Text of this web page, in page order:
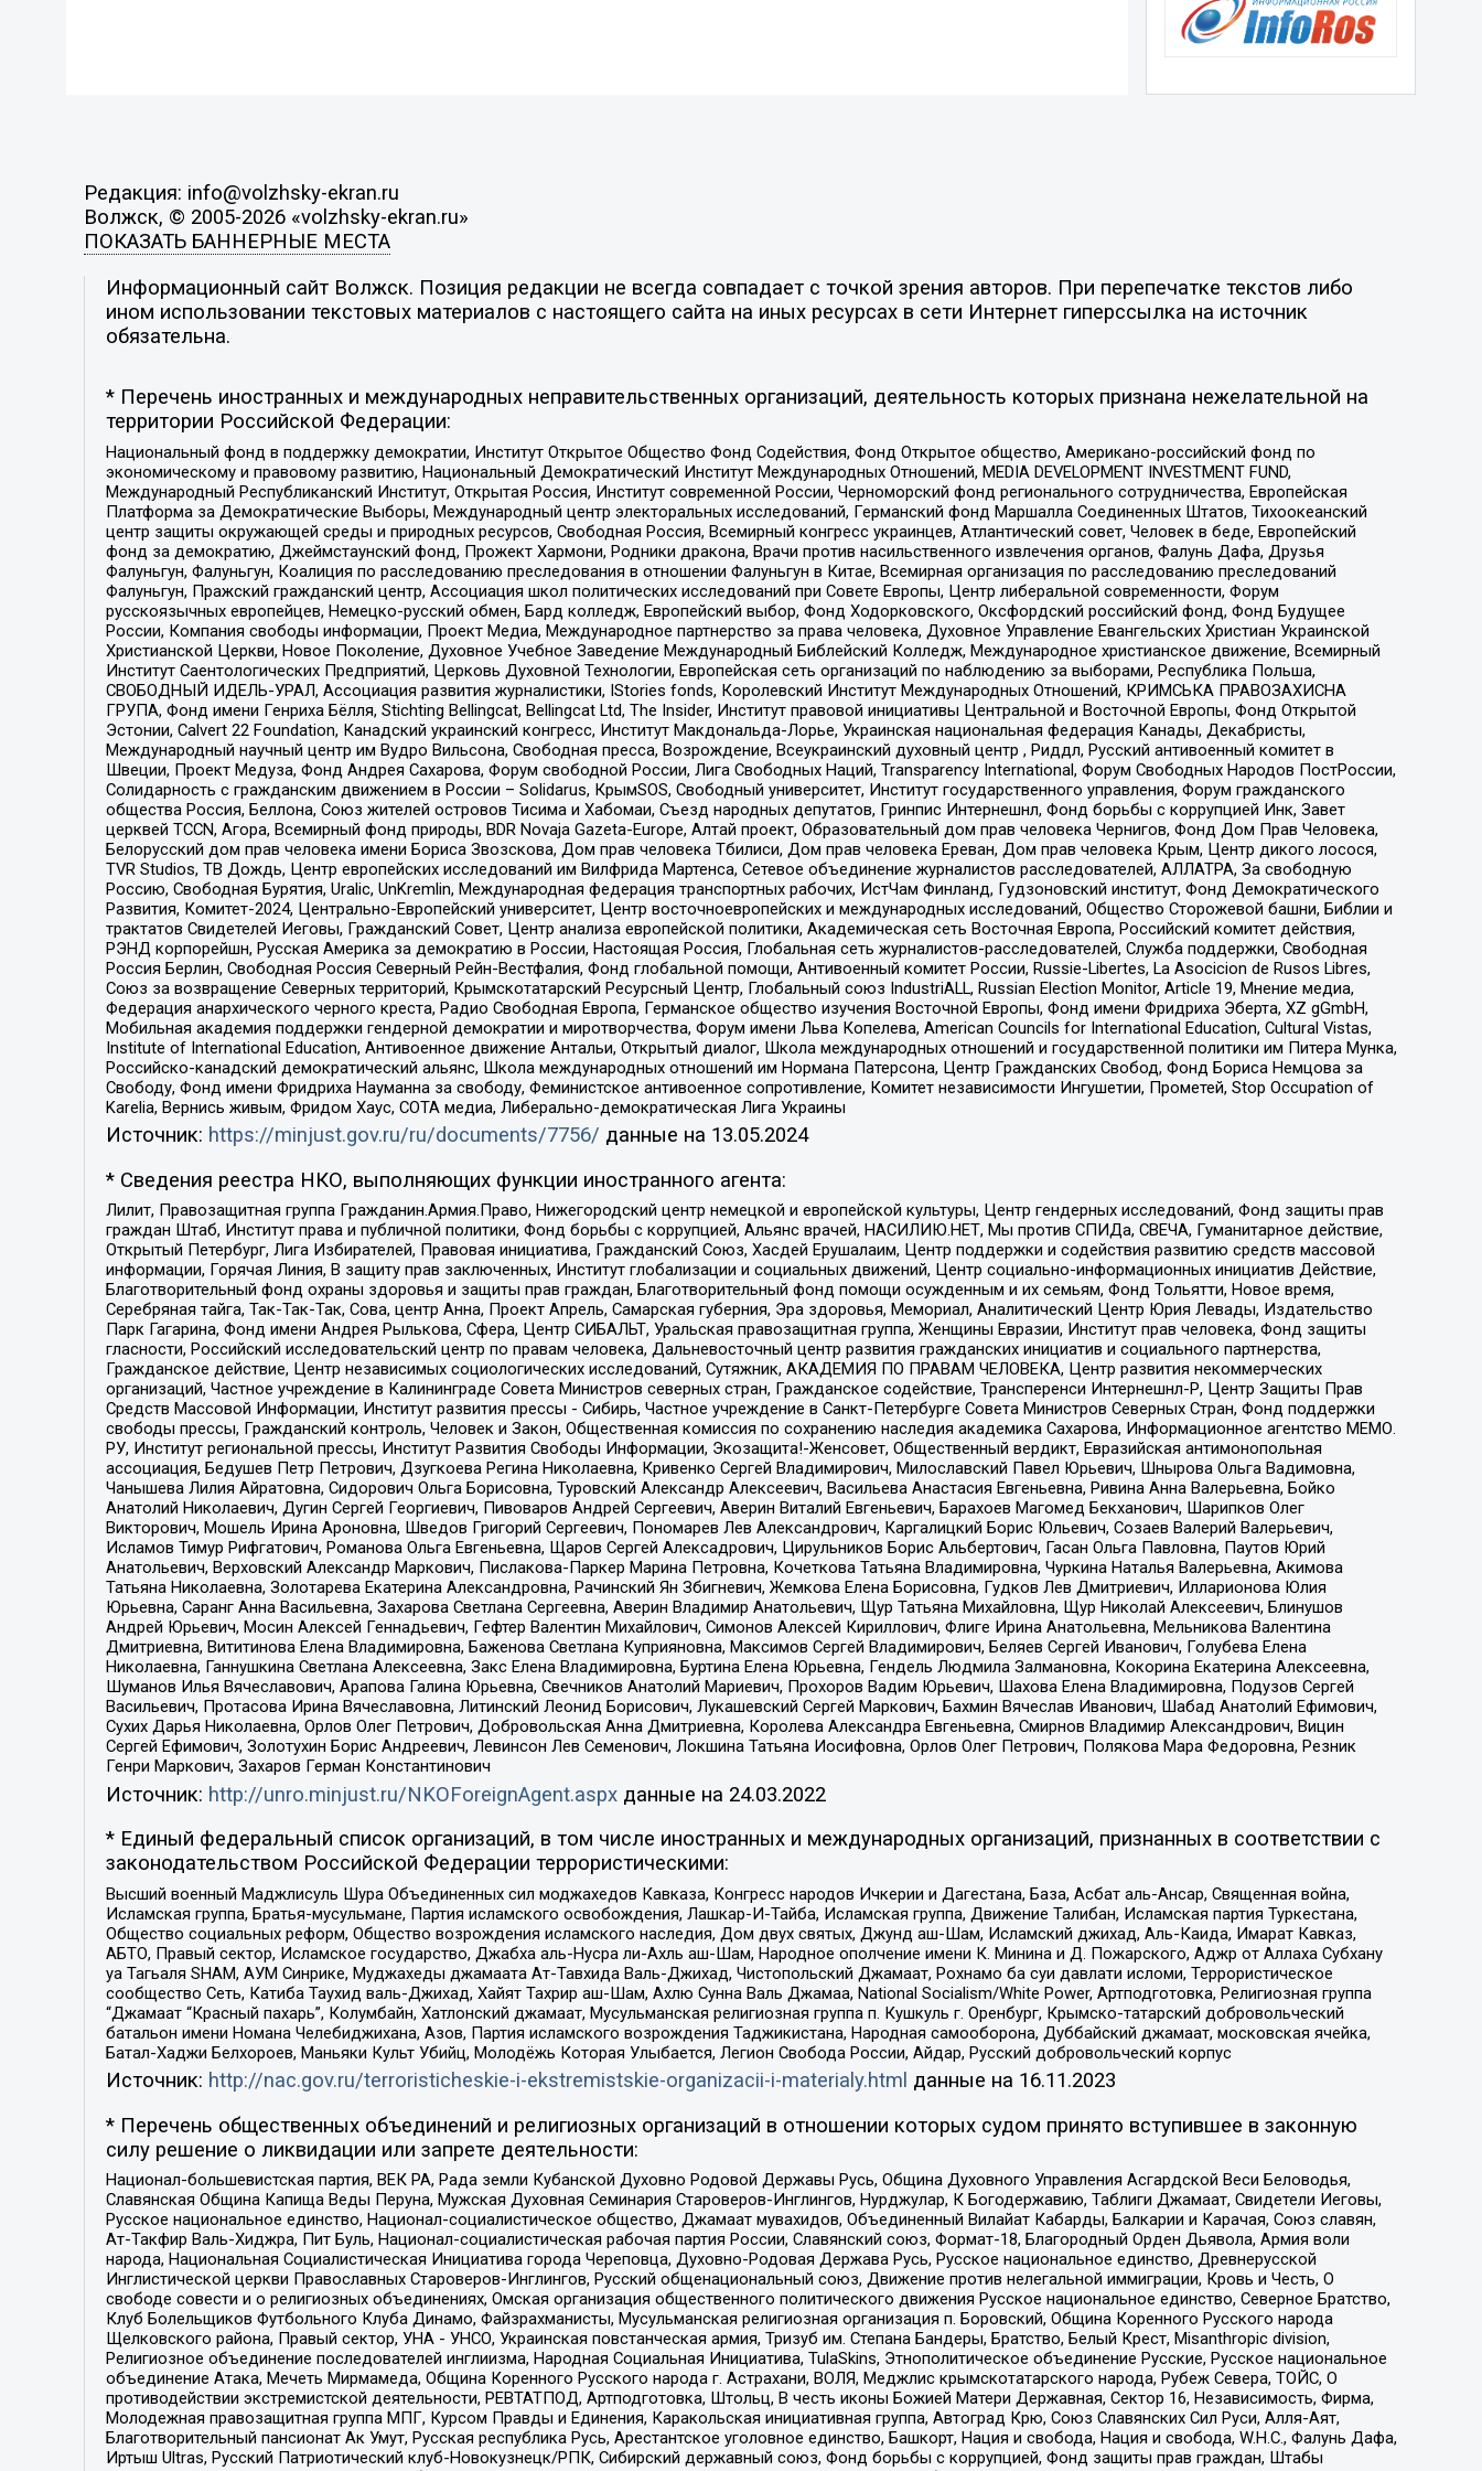
Редакция: info@volzhsky-ekran.ru
Волжск, © 2005-2026 «volzhsky-ekran.ru»
ПОКАЗАТЬ БАННЕРНЫЕ МЕСТА
Информационный сайт Волжск. Позиция редакции не всегда совпадает с точкой зрения авторов. При перепечатке текстов либо
ином использовании текстовых материалов с настоящего сайта на иных ресурсах в сети Интернет гиперссылка на источник
обязательна.
* Перечень иностранных и международных неправительственных организаций, деятельность которых признана нежелательной на
территории Российской Федерации:
Национальный фонд в поддержку демократии, Институт Открытое Общество Фонд Содействия, Фонд Открытое общество, Американо-российский фонд по
экономическому и правовому развитию, Национальный Демократический Институт Международных Отношений, MEDIA DEVELOPMENT INVESTMENT FUND,
Международный Республиканский Институт, Открытая Россия, Институт современной России, Черноморский фонд регионального сотрудничества, Европейская
Платформа за Демократические Выборы, Международный центр электоральных исследований, Германский фонд Маршалла Соединенных Штатов, Тихоокеанский
центр защиты окружающей среды и природных ресурсов, Свободная Россия, Всемирный конгресс украинцев, Атлантический совет, Человек в беде, Европейский
фонд за демократию, Джеймстаунский фонд, Прожект Хармони, Родники дракона, Врачи против насильственного извлечения органов, Фалунь Дафа, Друзья
Фалуньгун, Фалуньгун, Коалиция по расследованию преследования в отношении Фалуньгун в Китае, Всемирная организация по расследованию преследований
Фалуньгун, Пражский гражданский центр, Ассоциация школ политических исследований при Совете Европы, Центр либеральной современности, Форум
русскоязычных европейцев, Немецко-русский обмен, Бард колледж, Европейский выбор, Фонд Ходорковского, Оксфордский российский фонд, Фонд Будущее
России, Компания свободы информации, Проект Медиа, Международное партнерство за права человека, Духовное Управление Евангельских Христиан Украинской
Христианской Церкви, Новое Поколение, Духовное Учебное Заведение Международный Библейский Колледж, Международное христианское движение, Всемирный
Институт Саентологических Предприятий, Церковь Духовной Технологии, Европейская сеть организаций по наблюдению за выборами, Республика Польша,
СВОБОДНЫЙ ИДЕЛЬ-УРАЛ, Ассоциация развития журналистики, IStories fonds, Королевский Институт Международных Отношений, КРИМСЬКА ПРАВОЗАХИСНА
ГРУПА, Фонд имени Генриха Бёлля, Stichting Bellingcat, Bellingcat Ltd, The Insider, Институт правовой инициативы Центральной и Восточной Европы, Фонд Открытой
Эстонии, Calvert 22 Foundation, Канадский украинский конгресс, Институт Макдональда-Лорье, Украинская национальная федерация Канады, Декабристы,
Международный научный центр им Вудро Вильсона, Свободная пресса, Возрождение, Всеукраинский духовный центр , Риддл, Русский антивоенный комитет в
Швеции, Проект Медуза, Фонд Андрея Сахарова, Форум свободной России, Лига Свободных Наций, Transparеncy International, Форум Свободных Народов ПостРоссии,
Солидарность с гражданским движением в России – Solidarus, КрымSOS, Свободный университет, Институт государственного управления, Форум гражданского
общества Россия, Беллона, Союз жителей островов Тисима и Хабомаи, Съезд народных депутатов, Гринпис Интернешнл, Фонд борьбы с коррупцией Инк, Завет
церквей TCCN, Агора, Всемирный фонд природы, BDR Novaja Gazeta-Europe, Алтай проект, Образовательный дом прав человека Чернигов, Фонд Дом Прав Человека,
Белорусский дом прав человека имени Бориса Звозскова, Дом прав человека Тбилиси, Дом прав человека Ереван, Дом прав человека Крым, Центр дикого лосося,
TVR Studios, ТВ Дождь, Центр европейских исследований им Вилфрида Мартенса, Сетевое объединение журналистов расследователей, АЛЛАТРА, За свободную
Россию, Свободная Бурятия, Uralic, UnKremlin, Международная федерация транспортных рабочих, ИстЧам Финланд, Гудзоновский институт, Фонд Демократического
Развития, Комитет-2024, Центрально-Европейский университет, Центр восточноевропейских и международных исследований, Общество Сторожевой башни, Библии и
трактатов Свидетелей Иеговы, Гражданский Совет, Центр анализа европейской политики, Академическая сеть Восточная Европа, Российский комитет действия,
РЭНД корпорейшн, Русская Америка за демократию в России, Настоящая Россия, Глобальная сеть журналистов-расследователей, Служба поддержки, Свободная
Россия Берлин, Свободная Россия Северный Рейн-Вестфалия, Фонд глобальной помощи, Антивоенный комитет России, Russie-Libertes, La Asocicion de Rusos Libres,
Союз за возвращение Северных территорий, Крымскотатарский Ресурсный Центр, Глобальный союз IndustriALL, Russian Election Monitor, Article 19, Мнение медиа,
Федерация анархического черного креста, Радио Свободная Европа, Германское общество изучения Восточной Европы, Фонд имени Фридриха Эберта, XZ gGmbH,
Мобильная академия поддержки гендерной демократии и миротворчества, Форум имени Льва Копелева, American Councils for International Education, Cultural Vistas,
Institute of International Education, Антивоенное движение Антальи, Открытый диалог, Школа международных отношений и государственной политики им Питера Мунка,
Российско-канадский демократический альянс, Школа международных отношений им Нормана Патерсона, Центр Гражданских Свобод, Фонд Бориса Немцова за
Свободу, Фонд имени Фридриха Науманна за свободу, Феминистское антивоенное сопротивление, Комитет независимости Ингушетии, Прометей, Stop Occupation of
Karelia, Вернись живым, Фридом Хаус, СОТА медиа, Либерально-демократическая Лига Украины
Источник: https://minjust.gov.ru/ru/documents/7756/ данные на 13.05.2024
* Сведения реестра НКО, выполняющих функции иностранного агента:
Лилит, Правозащитная группа Гражданин.Армия.Право, Нижегородский центр немецкой и европейской культуры, Центр гендерных исследований, Фонд защиты прав
граждан Штаб, Институт права и публичной политики, Фонд борьбы с коррупцией, Альянс врачей, НАСИЛИЮ.НЕТ, Мы против СПИДа, СВЕЧА, Гуманитарное действие,
Открытый Петербург, Лига Избирателей, Правовая инициатива, Гражданский Союз, Хасдей Ерушалаим, Центр поддержки и содействия развитию средств массовой
информации, Горячая Линия, В защиту прав заключенных, Институт глобализации и социальных движений, Центр социально-информационных инициатив Действие,
Благотворительный фонд охраны здоровья и защиты прав граждан, Благотворительный фонд помощи осужденным и их семьям, Фонд Тольятти, Новое время,
Серебряная тайга, Так-Так-Так, Сова, центр Анна, Проект Апрель, Самарская губерния, Эра здоровья, Мемориал, Аналитический Центр Юрия Левады, Издательство
Парк Гагарина, Фонд имени Андрея Рылькова, Сфера, Центр СИБАЛЬТ, Уральская правозащитная группа, Женщины Евразии, Институт прав человека, Фонд защиты
гласности, Российский исследовательский центр по правам человека, Дальневосточный центр развития гражданских инициатив и социального партнерства,
Гражданское действие, Центр независимых социологических исследований, Сутяжник, АКАДЕМИЯ ПО ПРАВАМ ЧЕЛОВЕКА, Центр развития некоммерческих
организаций, Частное учреждение в Калининграде Совета Министров северных стран, Гражданское содействие, Трансперенси Интернешнл-Р, Центр Защиты Прав
Средств Массовой Информации, Институт развития прессы - Сибирь, Частное учреждение в Санкт-Петербурге Совета Министров Северных Стран, Фонд поддержки
свободы прессы, Гражданский контроль, Человек и Закон, Общественная комиссия по сохранению наследия академика Сахарова, Информационное агентство МЕМО.
РУ, Институт региональной прессы, Институт Развития Свободы Информации, Экозащита!-Женсовет, Общественный вердикт, Евразийская антимонопольная
ассоциация, Бедушев Петр Петрович, Дзугкоева Регина Николаевна, Кривенко Сергей Владимирович, Милославский Павел Юрьевич, Шнырова Ольга Вадимовна,
Чанышева Лилия Айратовна, Сидорович Ольга Борисовна, Туровский Александр Алексеевич, Васильева Анастасия Евгеньевна, Ривина Анна Валерьевна, Бойко
Анатолий Николаевич, Дугин Сергей Георгиевич, Пивоваров Андрей Сергеевич, Аверин Виталий Евгеньевич, Барахоев Магомед Бекханович, Шарипков Олег
Викторович, Мошель Ирина Ароновна, Шведов Григорий Сергеевич, Пономарев Лев Александрович, Каргалицкий Борис Юльевич, Созаев Валерий Валерьевич,
Исламов Тимур Рифгатович, Романова Ольга Евгеньевна, Щаров Сергей Алексадрович, Цирульников Борис Альбертович, Гасан Ольга Павловна, Паутов Юрий
Анатольевич, Верховский Александр Маркович, Пислакова-Паркер Марина Петровна, Кочеткова Татьяна Владимировна, Чуркина Наталья Валерьевна, Акимова
Татьяна Николаевна, Золотарева Екатерина Александровна, Рачинский Ян Збигневич, Жемкова Елена Борисовна, Гудков Лев Дмитриевич, Илларионова Юлия
Юрьевна, Саранг Анна Васильевна, Захарова Светлана Сергеевна, Аверин Владимир Анатольевич, Щур Татьяна Михайловна, Щур Николай Алексеевич, Блинушов
Андрей Юрьевич, Мосин Алексей Геннадьевич, Гефтер Валентин Михайлович, Симонов Алексей Кириллович, Флиге Ирина Анатольевна, Мельникова Валентина
Дмитриевна, Вититинова Елена Владимировна, Баженова Светлана Куприяновна, Максимов Сергей Владимирович, Беляев Сергей Иванович, Голубева Елена
Николаевна, Ганнушкина Светлана Алексеевна, Закс Елена Владимировна, Буртина Елена Юрьевна, Гендель Людмила Залмановна, Кокорина Екатерина Алексеевна,
Шуманов Илья Вячеславович, Арапова Галина Юрьевна, Свечников Анатолий Мариевич, Прохоров Вадим Юрьевич, Шахова Елена Владимировна, Подузов Сергей
Васильевич, Протасова Ирина Вячеславовна, Литинский Леонид Борисович, Лукашевский Сергей Маркович, Бахмин Вячеслав Иванович, Шабад Анатолий Ефимович,
Сухих Дарья Николаевна, Орлов Олег Петрович, Добровольская Анна Дмитриевна, Королева Александра Евгеньевна, Смирнов Владимир Александрович, Вицин
Сергей Ефимович, Золотухин Борис Андреевич, Левинсон Лев Семенович, Локшина Татьяна Иосифовна, Орлов Олег Петрович, Полякова Мара Федоровна, Резник
Генри Маркович, Захаров Герман Константинович
Источник: http://unro.minjust.ru/NKOForeignAgent.aspxданные на 24.03.2022
* Единый федеральный список организаций, в том числе иностранных и международных организаций, признанных в соответствии с
законодательством Российской Федерации террористическими:
Высший военный Маджлисуль Шура Объединенных сил моджахедов Кавказа, Конгресс народов Ичкерии и Дагестана, База, Асбат аль-Ансар, Священная война,
Исламская группа, Братья-мусульмане, Партия исламского освобождения, Лашкар-И-Тайба, Исламская группа, Движение Талибан, Исламская партия Туркестана,
Общество социальных реформ, Общество возрождения исламского наследия, Дом двух святых, Джунд аш-Шам, Исламский джихад, Аль-Каида, Имарат Кавказ,
АБТО, Правый сектор, Исламское государство, Джабха аль-Нусра ли-Ахль аш-Шам, Народное ополчение имени К. Минина и Д. Пожарского, Аджр от Аллаха Субхану
уа Тагьаля SHAM, АУМ Синрике, Муджахеды джамаата Ат-Тавхида Валь-Джихад, Чистопольский Джамаат, Рохнамо ба суи давлати исломи, Террористическое
сообщество Сеть, Катиба Таухид валь-Джихад, Хайят Тахрир аш-Шам, Ахлю Сунна Валь Джамаа, National Socialism/White Power, Артподготовка, Религиозная группа
“Джамаат “Красный пахарь”, Колумбайн, Хатлонский джамаат, Мусульманская религиозная группа п. Кушкуль г. Оренбург, Крымско-татарский добровольческий
батальон имени Номана Челебиджихана, Азов, Партия исламского возрождения Таджикистана, Народная самооборона, Дуббайский джамаат, московская ячейка,
Батал-Хаджи Белхороев, Маньяки Культ Убийц, Молодёжь Которая Улыбается, Легион Свобода России, Айдар, Русский добровольческий корпус
Источник: http://nac.gov.ru/terroristicheskie-i-ekstremistskie-organizacii-i-materialy.html данные на 16.11.2023
* Перечень общественных объединений и религиозных организаций в отношении которых судом принято вступившее в законную
силу решение о ликвидации или запрете деятельности:
Национал-большевистская партия, ВЕК РА, Рада земли Кубанской Духовно Родовой Державы Русь, Община Духовного Управления Асгардской Веси Беловодья,
Славянская Община Капища Веды Перуна, Мужская Духовная Семинария Староверов-Инглингов, Нурджулар, К Богодержавию, Таблиги Джамаат, Свидетели Иеговы,
Русское национальное единство, Национал-социалистическое общество, Джамаат мувахидов, Объединенный Вилайат Кабарды, Балкарии и Карачая, Союз славян,
Ат-Такфир Валь-Хиджра, Пит Буль, Национал-социалистическая рабочая партия России, Славянский союз, Формат-18, Благородный Орден Дьявола, Армия воли
народа, Национальная Социалистическая Инициатива города Череповца, Духовно-Родовая Держава Русь, Русское национальное единство, Древнерусской
Инглистической церкви Православных Староверов-Инглингов, Русский общенациональный союз, Движение против нелегальной иммиграции, Кровь и Честь, О
свободе совести и о религиозных объединениях, Омская организация общественного политического движения Русское национальное единство, Северное Братство,
Клуб Болельщиков Футбольного Клуба Динамо, Файзрахманисты, Мусульманская религиозная организация п. Боровский, Община Коренного Русского народа
Щелковского района, Правый сектор, УНА - УНСО, Украинская повстанческая армия, Тризуб им. Степана Бандеры, Братство, Белый Крест, Misanthropic division,
Религиозное объединение последователей инглиизма, Народная Социальная Инициатива, TulaSkins, Этнополитическое объединение Русские, Русское национальное
объединение Атака, Мечеть Мирмамеда, Община Коренного Русского народа г. Астрахани, ВОЛЯ, Меджлис крымскотатарского народа, Рубеж Севера, ТОЙС, О
противодействии экстремистской деятельности, РЕВТАТПОД, Артподготовка, Штольц, В честь иконы Божией Матери Державная, Сектор 16, Независимость, Фирма,
Молодежная правозащитная группа МПГ, Курсом Правды и Единения, Каракольская инициативная группа, Автоград Крю, Союз Славянских Сил Руси, Алля-Аят,
Благотворительный пансионат Ак Умут, Русская республика Русь, Арестантское уголовное единство, Башкорт, Нация и свобода, Нация и свобода, W.H.С., Фалунь Дафа,
Иртыш Ultras, Русский Патриотический клуб-Новокузнецк/РПК, Сибирский державный союз, Фонд борьбы с коррупцией, Фонд защиты прав граждан, Штабы